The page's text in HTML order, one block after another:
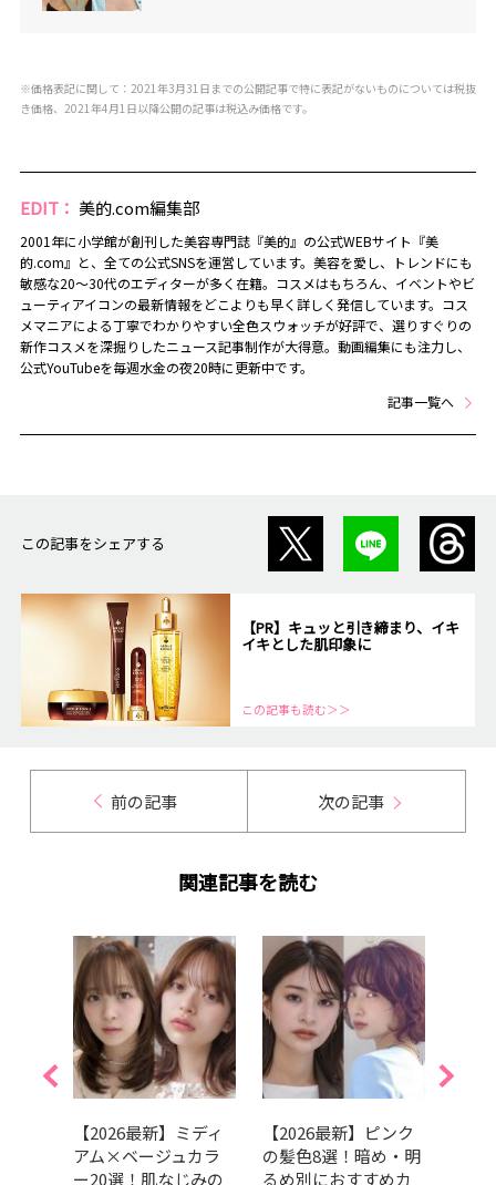
※価格表記に関して：2021年3月31日までの公開記事で特に表記がないものについては税抜
き価格、2021年4月1日以降公開の記事は税込み価格です。
EDIT： 美的.com編集部
2001年に小学館が創刊した美容専門誌『美的』の公式WEBサイト『美
的.com』と、全ての公式SNSを運営しています。美容を愛し、トレンドにも
敏感な20～30代のエディターが多く在籍。コスメはもちろん、イベントやビ
ューティアイコンの最新情報をどこよりも早く詳しく発信しています。コス
メマニアによる丁寧でわかりやすい全色スウォッチが好評で、選りすぐりの
新作コスメを深掘りしたニュース記事制作が大得意。動画編集にも注力し、
公式YouTubeを毎週水金の夜20時に更新中です。
記事一覧へ
この記事をシェアする
【PR】キュッと引き締まり、イキ
イキとした肌印象に
この記事も読む＞＞
前の記事 次の記事
関連記事を読む
【2026最新】ミディ
アム×ベージュカラ
ー20選！肌なじみの
【2026最新】ピンク
の髪色8選！暗め・明
るめ別におすすめカ